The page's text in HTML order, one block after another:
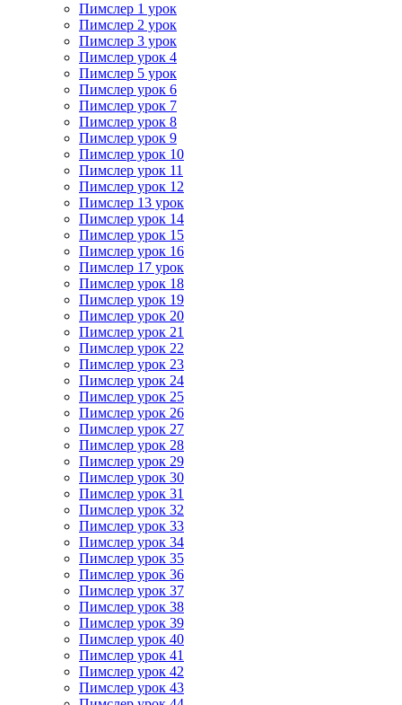
Пимслер 1 урок
Пимслер 2 урок
Пимслер 3 урок
Пимслер урок 4
Пимслер 5 урок
Пимслер урок 6
Пимслер урок 7
Пимслер урок 8
Пимслер урок 9
Пимслер урок 10
Пимслер урок 11
Пимслер урок 12
Пимслер 13 урок
Пимслер урок 14
Пимслер урок 15
Пимслер урок 16
Пимслер 17 урок
Пимслер урок 18
Пимслер урок 19
Пимслер урок 20
Пимслер урок 21
Пимслер урок 22
Пимслер урок 23
Пимслер урок 24
Пимслер урок 25
Пимслер урок 26
Пимслер урок 27
Пимслер урок 28
Пимслер урок 29
Пимслер урок 30
Пимслер урок 31
Пимслер урок 32
Пимслер урок 33
Пимслер урок 34
Пимслер урок 35
Пимслер урок 36
Пимслер урок 37
Пимслер урок 38
Пимслер урок 39
Пимслер урок 40
Пимслер урок 41
Пимслер урок 42
Пимслер урок 43